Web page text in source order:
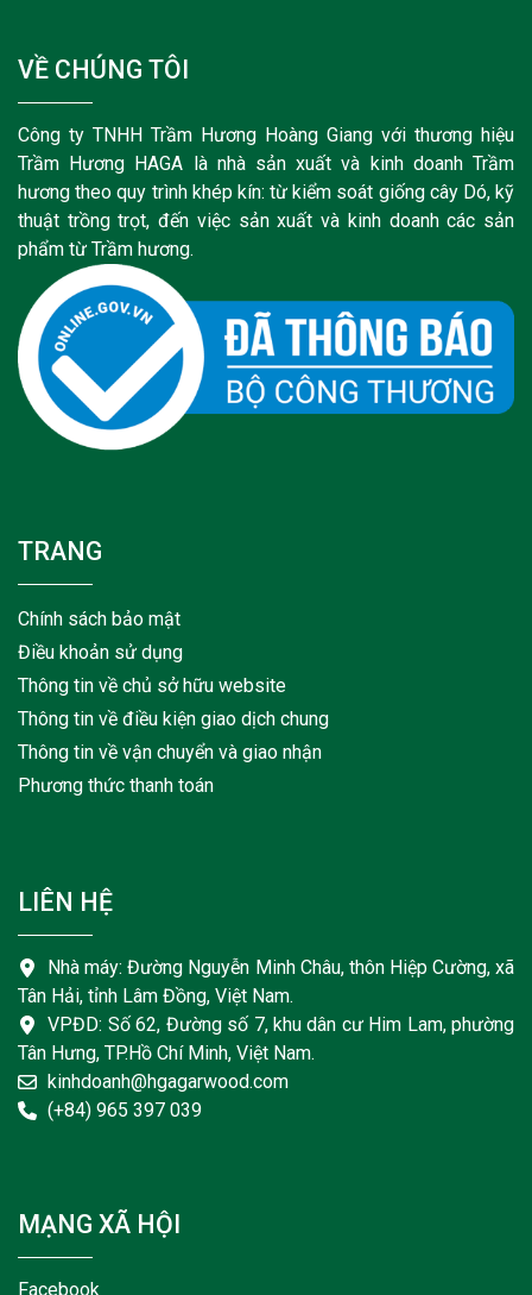
VỀ CHÚNG TÔI
Công ty TNHH Trầm Hương Hoàng Giang với thương hiệu
Trầm Hương HAGA là nhà sản xuất và kinh doanh Trầm
hương theo quy trình khép kín: từ kiểm soát giống cây Dó, kỹ
thuật trồng trọt, đến việc sản xuất và kinh doanh các sản
phẩm từ Trầm hương.
TRANG
Chính sách bảo mật
Điều khoản sử dụng
Thông tin về chủ sở hữu website
Thông tin về điều kiện giao dịch chung
Thông tin về vận chuyển và giao nhận
Phương thức thanh toán
LIÊN HỆ
Nhà máy: Đường Nguyễn Minh Châu, thôn Hiệp Cường, xã
Tân Hải, tỉnh Lâm Đồng, Việt Nam.
VPĐD: Số 62, Đường số 7, khu dân cư Him Lam, phường
Tân Hưng, TP.Hồ Chí Minh, Việt Nam.
kinhdoanh@hgagarwood.com
(+84) 965 397 039
MẠNG XÃ HỘI
Facebook